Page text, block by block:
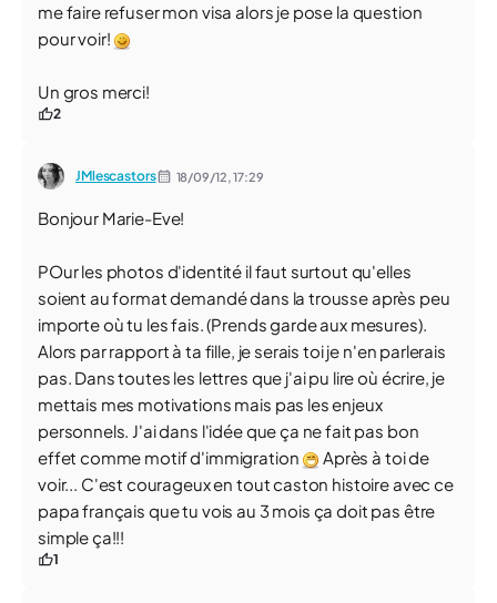
me faire refuser mon visa alors je pose la question
pour voir!
Un gros merci!
2
JMlescastors 18/09/12,17:29
Bonjour Marie-Eve!
POur les photos d'identité il faut surtout qu'elles
soient au format demandé dans la trousse après peu
importe où tu les fais. (Prends garde aux mesures).
Alors par rapport à ta fille, je serais toi je n'en parlerais
pas. Dans toutes les lettres que j'ai pu lire où écrire, je
mettais mes motivations mais pas les enjeux
personnels. J'ai dans l'idée que ça ne fait pas bon
effet comme motif d'immigration
Après à toi de
voir... C'est courageux en tout caston histoire avec ce
papa français que tu vois au 3 mois ça doit pas être
simple ça!!!
1